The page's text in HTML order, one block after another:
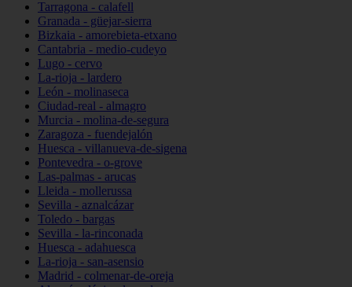
Tarragona - calafell
Granada - güejar-sierra
Bizkaia - amorebieta-etxano
Cantabria - medio-cudeyo
Lugo - cervo
La-rioja - lardero
León - molinaseca
Ciudad-real - almagro
Murcia - molina-de-segura
Zaragoza - fuendejalón
Huesca - villanueva-de-sigena
Pontevedra - o-grove
Las-palmas - arucas
Lleida - mollerussa
Sevilla - aznalcázar
Toledo - bargas
Sevilla - la-rinconada
Huesca - adahuesca
La-rioja - san-asensio
Madrid - colmenar-de-oreja